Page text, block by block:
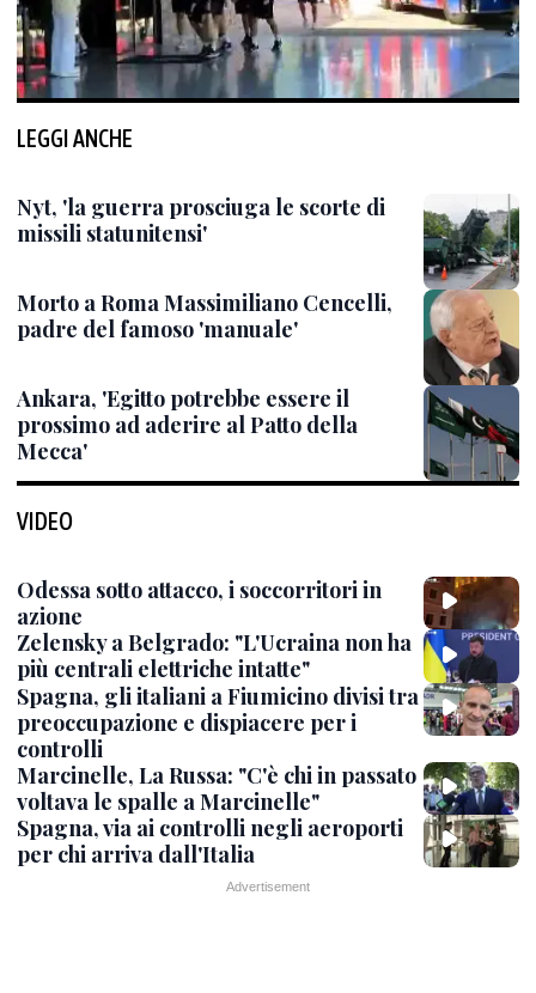
LEGGI ANCHE
Nyt, 'la guerra prosciuga le scorte di
missili statunitensi'
Morto a Roma Massimiliano Cencelli,
padre del famoso 'manuale'
Ankara, 'Egitto potrebbe essere il
prossimo ad aderire al Patto della
Mecca'
VIDEO
Odessa sotto attacco, i soccorritori in
azione
Zelensky a Belgrado: "L'Ucraina non ha
più centrali elettriche intatte"
Spagna, gli italiani a Fiumicino divisi tra
preoccupazione e dispiacere per i
controlli
Marcinelle, La Russa: "C'è chi in passato
voltava le spalle a Marcinelle"
Spagna, via ai controlli negli aeroporti
per chi arriva dall'Italia